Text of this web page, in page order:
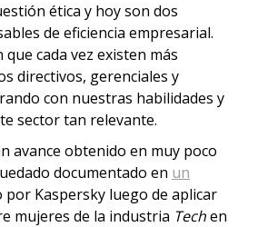
ética y hoy son dos
de eficiencia empresarial.
que cada vez existen más
directivos, gerenciales y
con nuestras habilidades y
sector tan relevante.
avance obtenido en muy poco
documentado en un
por Kaspersky luego de aplicar
mujeres de la industria Techen